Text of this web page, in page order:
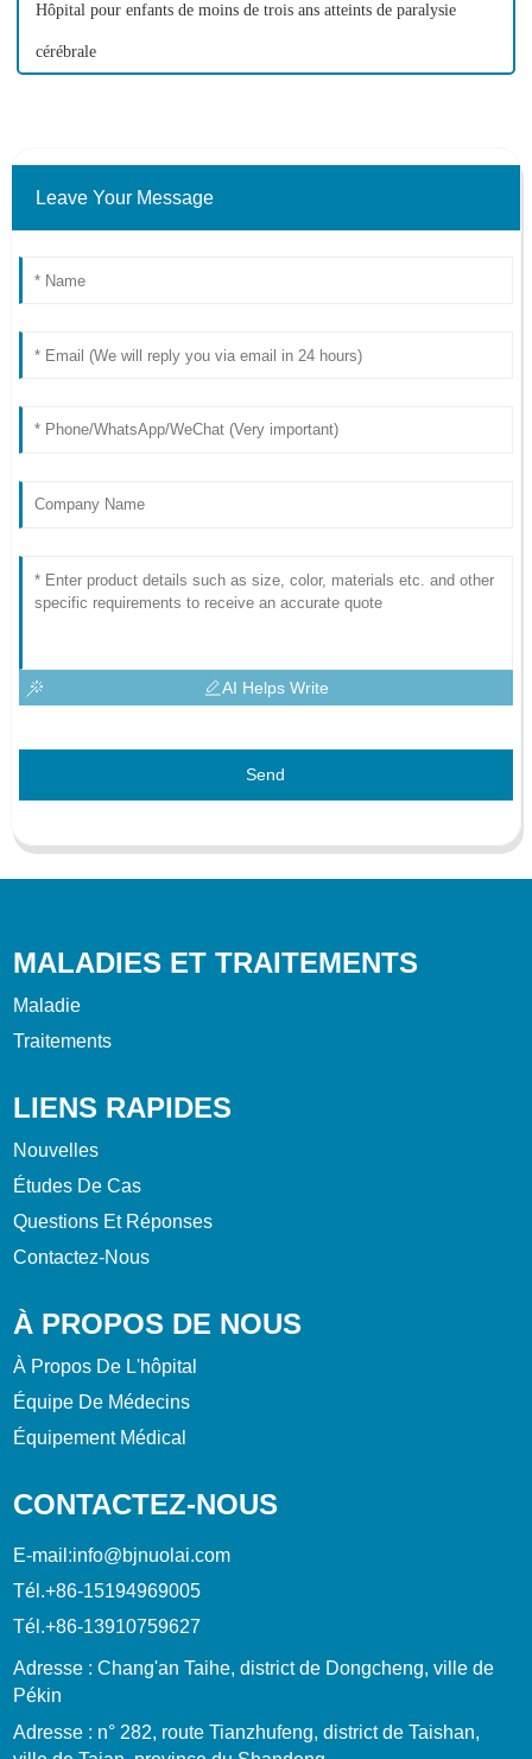
Hôpital pour enfants de moins de trois ans atteints de paralysie
cérébrale
Leave Your Message
AI Helps Write
Send
MALADIES ET TRAITEMENTS
Maladie
Traitements
LIENS RAPIDES
Nouvelles
Études De Cas
Questions Et Réponses
Contactez-Nous
À PROPOS DE NOUS
À Propos De L'hôpital
Équipe De Médecins
Équipement Médical
CONTACTEZ-NOUS
E-mail:info@bjnuolai.com
Tél.+86-15194969005
Tél.+86-13910759627
Adresse : Chang'an Taihe, district de Dongcheng, ville de
Pékin
Adresse : n° 282, route Tianzhufeng, district de Taishan,